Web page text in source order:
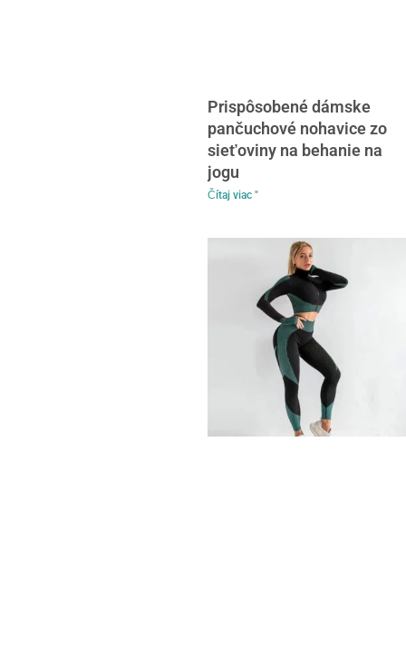
Prispôsobené dámske
pančuchové nohavice zo
sieťoviny na behanie na
jogu
Čítaj viac "